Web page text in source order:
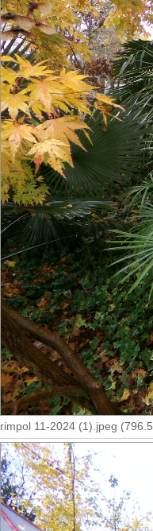
rimpol 11-2024 (1).jpeg